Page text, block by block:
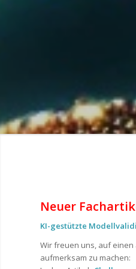
Neuer
KI-gestützte
Wir freuen uns, auf
aufmerksam zu machen: